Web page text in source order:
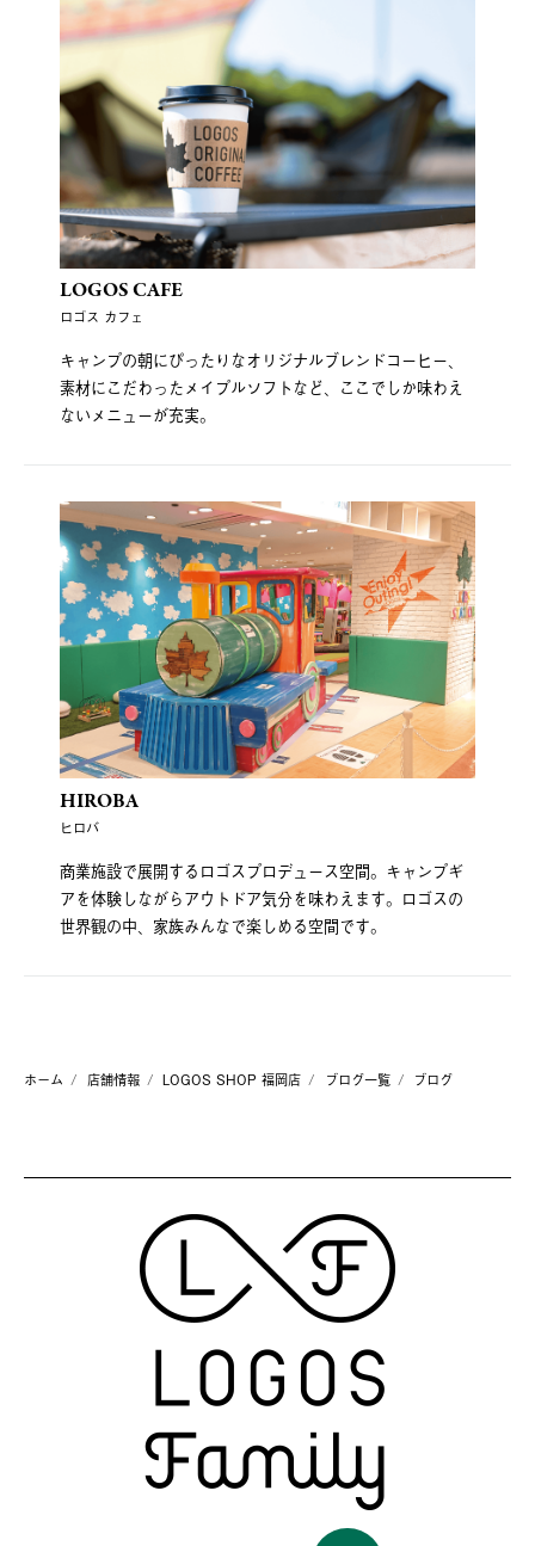
LOGOS CAFE
ロゴス カフェ
キャンプの朝にぴったりなオリジナルブレンドコーヒー、
素材にこだわったメイプルソフトなど、ここでしか味わえ
ないメニューが充実。
HIROBA
ヒロバ
商業施設で展開するロゴスプロデュース空間。キャンプギ
アを体験しながらアウトドア気分を味わえます。ロゴスの
世界観の中、家族みんなで楽しめる空間です。
ホーム 店舗情報 LOGOS SHOP 福岡店 ブログ一覧 ブログ